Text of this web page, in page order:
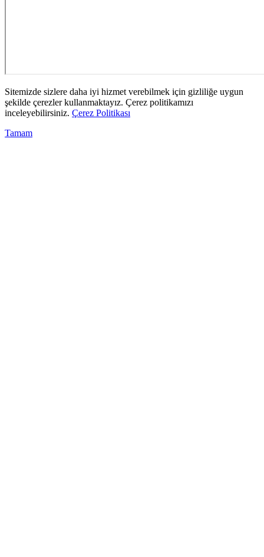
Sitemizde sizlere daha iyi hizmet verebilmek için gizliliğe uygun
şekilde çerezler kullanmaktayız. Çerez politikamızı
inceleyebilirsiniz. Çerez Politikası
Tamam